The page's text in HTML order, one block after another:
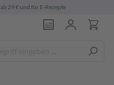
ab 29 € und für E-Rezepte